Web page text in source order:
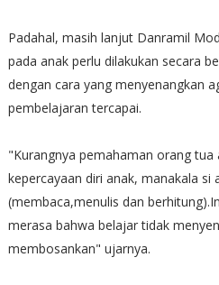
Padahal, masih lanjut Danramil
pada anak perlu dilakukan secara
dengan cara yang menyenangkan
pembelajaran tercapai.
"Kurangnya pemahaman orang tua
kepercayaan diri anak, manakala si
(membaca,menulis dan
merasa bahwa belajar tidak
membosankan" ujarnya.